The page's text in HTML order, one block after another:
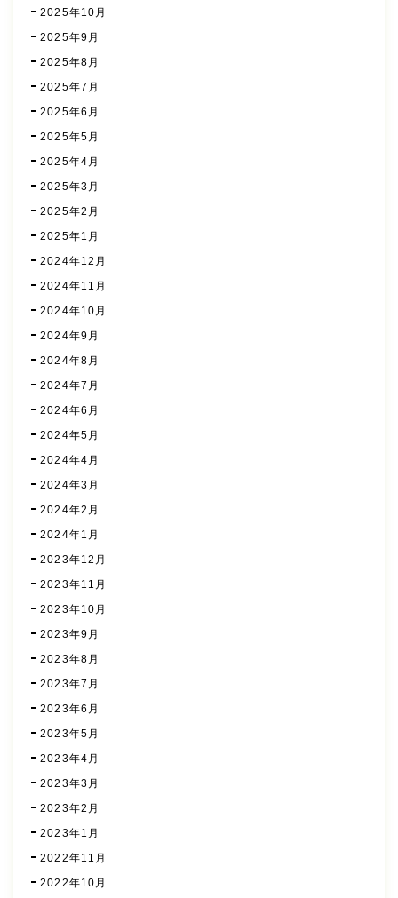
2025年10月
2025年9月
2025年8月
2025年7月
2025年6月
2025年5月
2025年4月
2025年3月
2025年2月
2025年1月
2024年12月
2024年11月
2024年10月
2024年9月
2024年8月
2024年7月
2024年6月
2024年5月
2024年4月
2024年3月
2024年2月
2024年1月
2023年12月
2023年11月
2023年10月
2023年9月
2023年8月
2023年7月
2023年6月
2023年5月
2023年4月
2023年3月
2023年2月
2023年1月
2022年11月
2022年10月